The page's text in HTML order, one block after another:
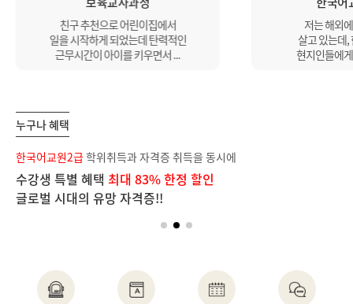
친구 추천으로 어린이집에서
일을 시작하게 되었는데 탄력적인
근무시간이 아이를 키우면서 ...
저는 해외
살고 있는데,
현지인들에
누구나 혜택
한국어교원2급학위취득과 자격증 취득을 동시에
수강생 특별 혜택 최대 83% 한정 할인
글로벌 시대의 유망 자격증!!